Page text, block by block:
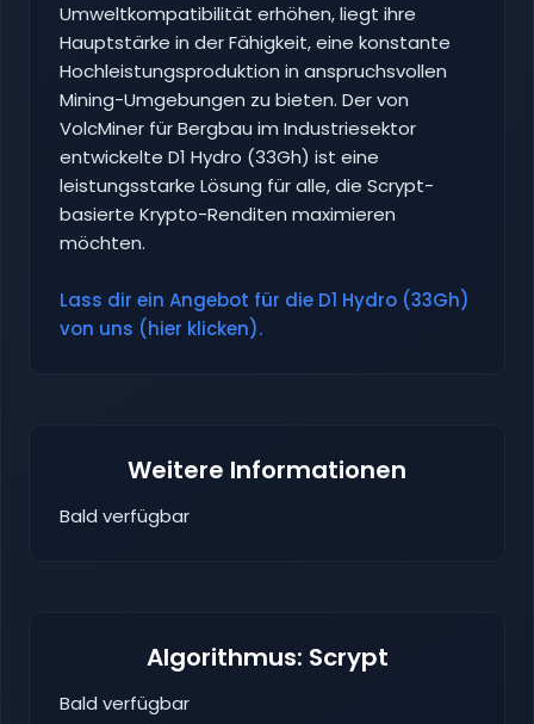
Umweltkompatibilität erhöhen, liegt ihre
Hauptstärke in der Fähigkeit, eine konstante
Hochleistungsproduktion in anspruchsvollen
Mining-Umgebungen zu bieten. Der von
VolcMiner für Bergbau im Industriesektor
entwickelte D1 Hydro (33Gh) ist eine
leistungsstarke Lösung für alle, die Scrypt-
basierte Krypto-Renditen maximieren
möchten.
Lass dir ein Angebot für die D1 Hydro (33Gh)
von uns (hier klicken).
Weitere Informationen
Bald verfügbar
Algorithmus: Scrypt
Bald verfügbar